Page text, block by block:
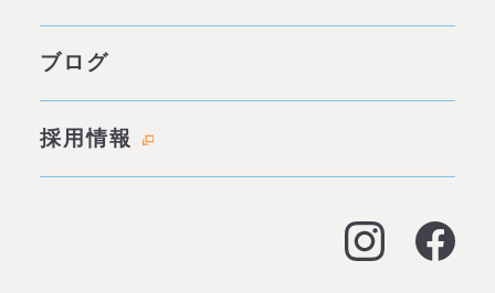
料金表
代表あいさつ
ブログ
採用情報